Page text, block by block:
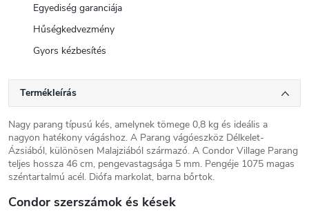
Egyediség garanciája
Hűségkedvezmény
Gyors kézbesítés
Termékleírás
Nagy parang típusú kés, amelynek tömege 0,8 kg és ideális a
nagyon hatékony vágáshoz. A Parang vágóeszköz Délkelet-
Ázsiából, különösen Malajziából származó. A Condor Village Parang
teljes hossza 46 cm, pengevastagsága 5 mm. Pengéje 1075 magas
széntartalmú acél. Diófa markolat, barna bőrtok.
Condor szerszámok és kések